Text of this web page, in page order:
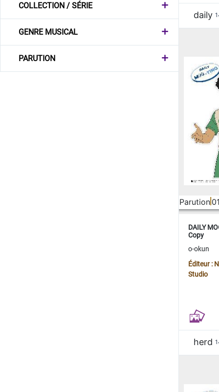
COLLECTION / SÉRIE
GENRE MUSICAL
PARUTION
daily
Parution
DAILY
Copy
o-okun
Éditeur :
Studio
herd